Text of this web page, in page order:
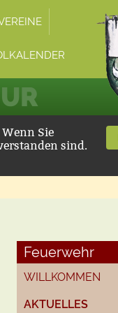
Sie
sind.
Feuerwehr
WILLKOMMEN
AKTUELLES